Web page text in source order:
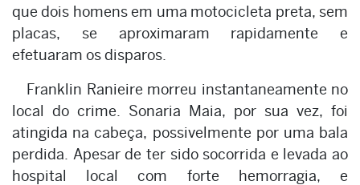
que dois homens em uma motocicleta preta, sem
placas, se aproximaram rapidamente e
efetuaram os disparos.
Franklin Ranieire morreu instantaneamente no
local do crime. Sonaria Maia, por sua vez, foi
atingida na cabeça, possivelmente por uma bala
perdida. Apesar de ter sido socorrida e levada ao
hospital local com forte hemorragia, e